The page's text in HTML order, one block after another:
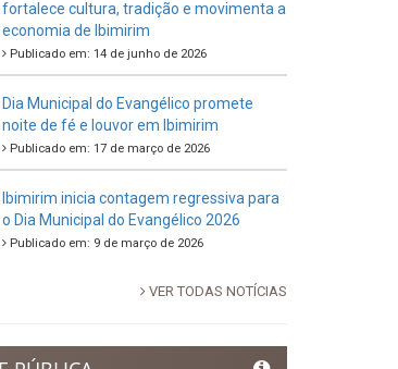
Publicado em: 2 de julho de 2026
Tradicional Festa de São Pedro no
Povoado Campos
Publicado em: 30 de junho de 2026
88ª Tradicional Festa de Santo Antônio
fortalece cultura, tradição e movimenta a
economia de Ibimirim
Dia Municipal do Evangélico promete